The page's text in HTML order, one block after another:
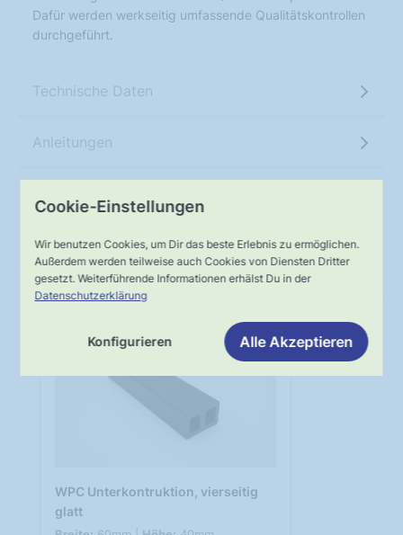
Cookie-Einstellungen
Wir benutzen Cookies, um Dir das beste Erlebnis zu ermöglichen.
Außerdem werden teilweise auch Cookies von Diensten Dritter
gesetzt. Weiterführende Informationen erhälst Du in der
Datenschutzerklärung
Konfigurieren Alle Akzeptieren
Dafür werden werkseitig umfassende Qualitätskontrollen
durchgeführt.
Technische Daten
Anleitungen
Produktempfehlungen
Unterkonstruktion
WPC Unterkontruktion, vierseitig
glatt